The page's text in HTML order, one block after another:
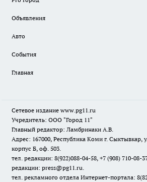
Объявления
Авто
События
Главная
Сетевое издание www.pg11.ru
Учредитель: ООО "Город 11"
Главный редактор: Ламбринаки А.В.
Адрес: 167000, Республика Коми г. Сыктывкар,
корпус Б, оф. 503.
тел. редакции: 8(922)088-04-58, +7 (908) 710-08-
редакции: press@pg11.ru.
тел. рекламного отдела Интернет-портала: